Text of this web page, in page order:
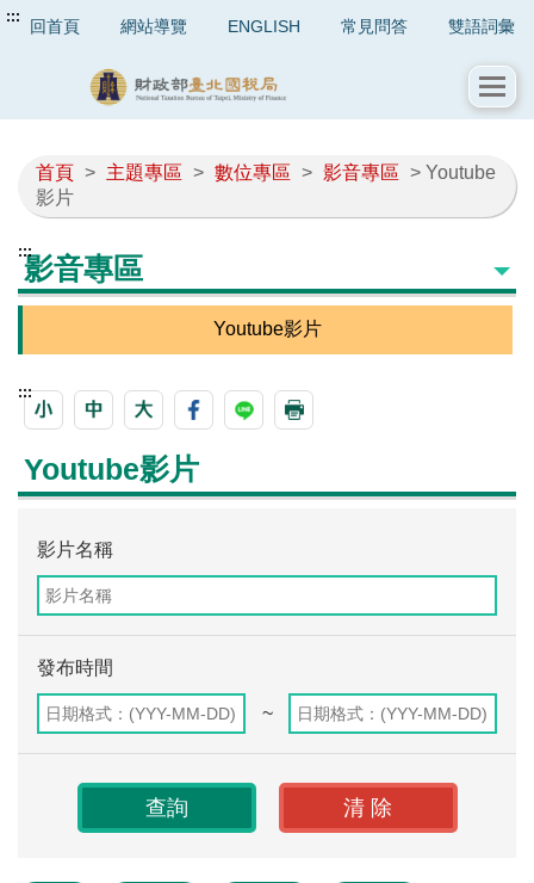
::: 回首頁 網站導覽 ENGLISH 常見問答 雙語詞彙
首頁 > 主題專區 > 數位專區 > 影音專區 > Youtube
影片
:::影音專區
Youtube影片
:::
Youtube影片
影片名稱
發布時間
~